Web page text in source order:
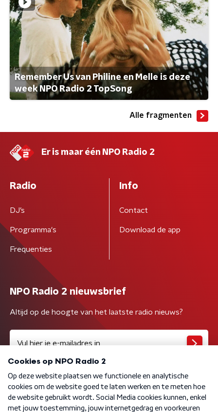
Remember Us van Philine en Melle is deze
week NPO Radio 2 TopSong
Alle fragmenten
Er is maar één NPO Radio 2
Radio
DJ’s
Programma's
Frequenties
Info
Contact
Download de app
NPO Radio 2 nieuwsbrief
Altijd op de hoogte van het laatste radio nieuws?
Algemene voorwaarden